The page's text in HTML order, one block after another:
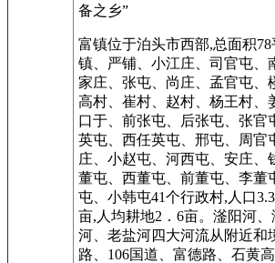
备之乡”
富镇位于泊头市西部,总面积
镇、严铺、小江庄、司官屯、
家庄、张屯、尚庄、孟官屯、
高村、崔村、赵村、杨王村、
口于、前张屯、后张屯、张官
英屯、西任英屯、邢屯、周官
庄、小赵屯、河西屯、安庄、
董屯、西董屯、前董屯、李董
屯、小韩屯41个行政村,人口
亩,人均耕地2．6亩。滏阳河
河、老盐河四大河流从附近和
路、106国道、富德路、石黄